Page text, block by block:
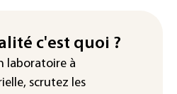
des violences et
crée de
d'un test au
c'est quoi ?
laboratoire à
scrutez les